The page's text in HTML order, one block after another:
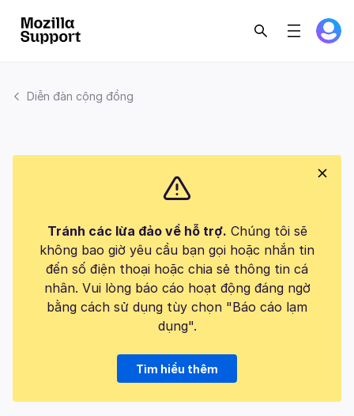
Diễn đàn cộng đồng
Tránh các lừa đảo về hỗ trợ. Chúng tôi sẽ
không bao giờ yêu cầu bạn gọi hoặc nhắn tin
đến số điện thoại hoặc chia sẻ thông tin cá
nhân. Vui lòng báo cáo hoạt động đáng ngờ
bằng cách sử dụng tùy chọn "Báo cáo lạm
dụng".
Tìm hiểu thêm